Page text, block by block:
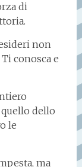
di
non
conosca e
quello dello
le
ma